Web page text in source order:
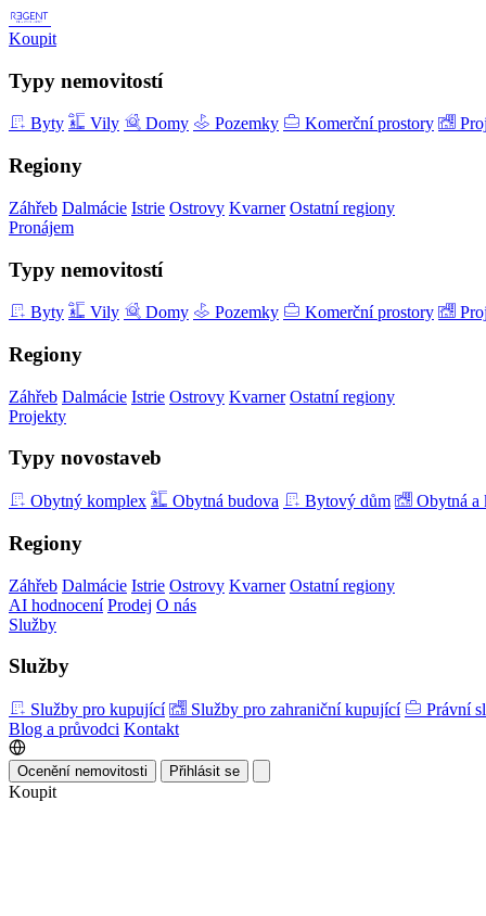
Koupit
Typy nemovitostí
Byty Vily Domy Pozemky Komerční prostory
Regiony
Záhřeb Dalmácie Istrie Ostrovy Kvarner Ostatní regiony
Pronájem
Typy nemovitostí
Byty Vily Domy Pozemky Komerční prostory
Regiony
Záhřeb Dalmácie Istrie Ostrovy Kvarner Ostatní regiony
Projekty
Typy novostaveb
Obytný komplex Obytná budova Bytový dům Obytná a
Regiony
Záhřeb Dalmácie Istrie Ostrovy Kvarner Ostatní regiony
AI hodnocení Prodej O nás
Služby
Služby
Služby pro kupující Služby pro zahraniční kupující Právní
Blog a průvodci Kontakt
Ocenění nemovitosti Přihlásit se
Koupit